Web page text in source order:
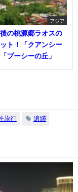
アジア
の桃源郷ラオスの
ト！「クアンシー
プーシーの丘」
旅行 遺跡